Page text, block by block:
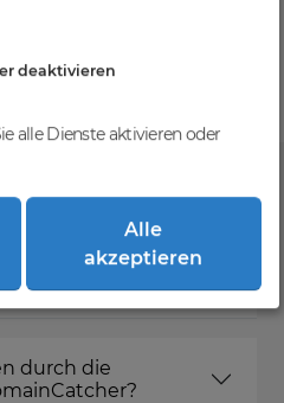
abgewickelt.
durch die
deaktivieren
alle Dienste aktivieren oder
Alle
akzeptieren